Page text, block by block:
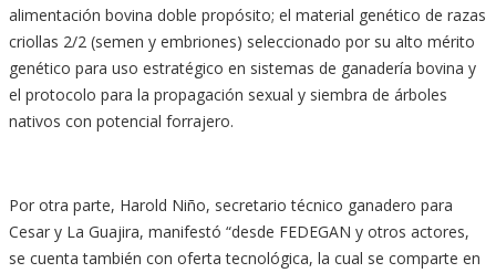
alimentación bovina doble propósito; el material genético de razas
criollas 2/2 (semen y embriones) seleccionado por su alto mérito
genético para uso estratégico en sistemas de ganadería bovina y
el protocolo para la propagación sexual y siembra de árboles
nativos con potencial forrajero.
Por otra parte, Harold Niño, secretario técnico ganadero para
Cesar y La Guajira, manifestó “desde FEDEGAN y otros actores,
se cuenta también con oferta tecnológica, la cual se comparte en